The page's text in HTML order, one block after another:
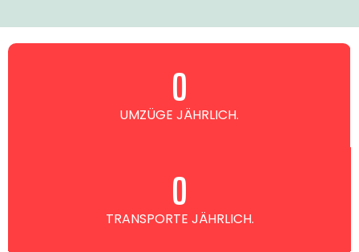
UMZÜGE JÄHRLICH.
0
TRANSPORTE JÄHRLICH.
0